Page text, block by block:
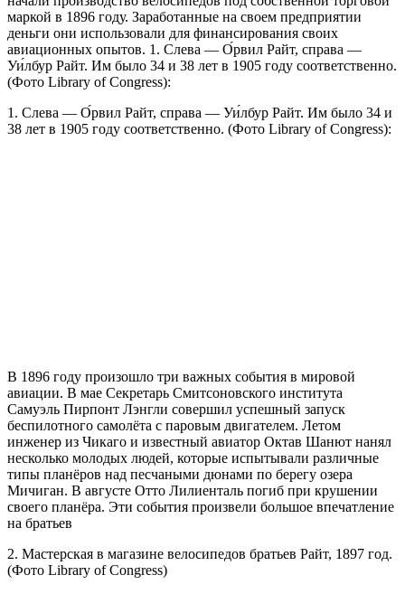
маркой в 1896 году. Заработанные на своем предприятии
деньги они использовали для финансирования своих
авиационных опытов. 1. Слева — О́рвил Райт, справа —
Уи́лбур Райт. Им было 34 и 38 лет в 1905 году соответственно.
(Фото Library of Congress):
1. Слева — О́рвил Райт, справа — Уи́лбур Райт. Им было 34 и
38 лет в 1905 году соответственно. (Фото Library of Congress):
В 1896 году произошло три важных события в мировой
авиации. В мае Секретарь Смитсоновского института
Самуэль Пирпонт Лэнгли совершил успешный запуск
беспилотного самолёта с паровым двигателем. Летом
инженер из Чикаго и известный авиатор Октав Шанют нанял
несколько молодых людей, которые испытывали различные
типы планёров над песчаными дюнами по берегу озера
Мичиган. В августе Отто Лилиенталь погиб при крушении
своего планёра. Эти события произвели большое впечатление
на братьев
2. Мастерская в магазине велосипедов братьев Райт, 1897 год.
(Фото Library of Congress)